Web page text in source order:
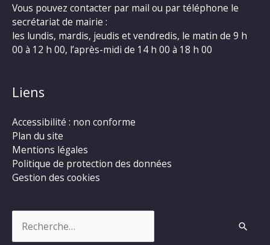
Vous pouvez contacter par mail ou par téléphone le
secrétariat de mairie :
les lundis, mardis, jeudis et vendredis, le matin de 9 h
00 à 12 h 00, l’après-midi de 14 h 00 à 18 h 00
Liens
Accessibilité : non conforme
Plan du site
Mentions légales
Politique de protection des données
Gestion des cookies